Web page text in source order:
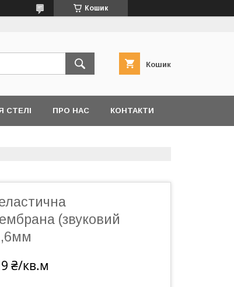
Кошик
Кошик
СТЕЛІ ПРО НАС КОНТАКТИ
(звуковий
₴/кв.м